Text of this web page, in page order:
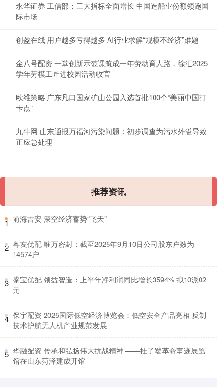
永华证券 工信部：三大指标全面增长 中国造船业份额领跑国
际市场
创盈在线 用户越多亏得越多 AI行业求解“规模不经济”难题
金八号配资 一堂创新示范课筑成一年劳动育人路，徐汇2025
学年劳模工匠进校园活动收官
欧维策略 广东凡口国家矿山公园入选首批100个“美丽中国打
卡点”
九牛网 山东通报万福河污染问题：初步调查为污水外溢导致
正应急处理
推荐资讯
1 ​前海吉安 深空经济蓄势“飞天”
2 ​粤友优配 唯万密封：截至2025年9月10日公司股东户数为
14574户
3 ​盛宝优配 领益智造：上半年净利润同比增长3594% 拟10派02
元
4 ​保宇配资 2025国际低空经济博览会：低空安全产品亮相 反制
技术护航无人机产业规范发展
5 ​华融配资 传承和弘扬伟大抗战精神 ——杜子端革命事迹展览
馆在山东菏泽建成开馆